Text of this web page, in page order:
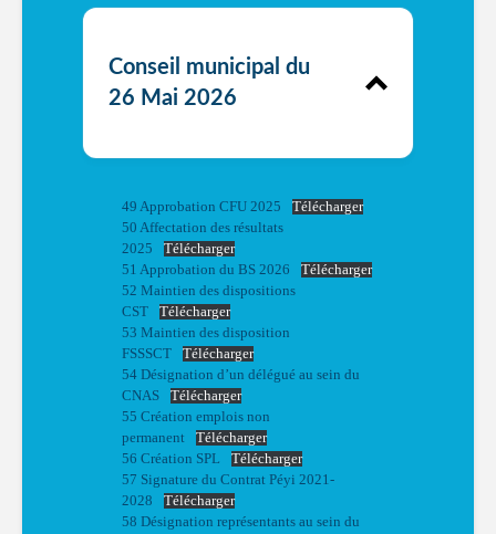
Conseil municipal du
26 Mai 2026
49 Approbation CFU 2025
Télécharger
50 Affectation des résultats
2025
Télécharger
51 Approbation du BS 2026
Télécharger
52 Maintien des dispositions
CST
Télécharger
53 Maintien des disposition
FSSSCT
Télécharger
54 Désignation d’un délégué au sein du
CNAS
Télécharger
55 Création emplois non
permanent
Télécharger
56 Création SPL
Télécharger
57 Signature du Contrat Péyi 2021-
2028
Télécharger
58 Désignation représentants au sein du